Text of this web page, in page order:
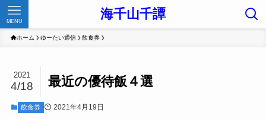
海千山千譚
MENU
ホーム ゆーたい通信 飲食券
最近の優待飯４選
2021
4/18
飲食券 2021年4月19日